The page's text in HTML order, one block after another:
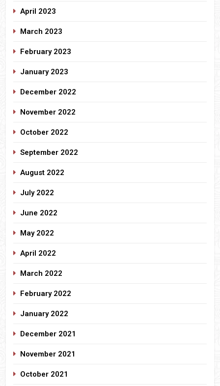
April 2023
March 2023
February 2023
January 2023
December 2022
November 2022
October 2022
September 2022
August 2022
July 2022
June 2022
May 2022
April 2022
March 2022
February 2022
January 2022
December 2021
November 2021
October 2021